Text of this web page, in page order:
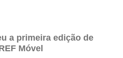
a primeira edição de
Móvel